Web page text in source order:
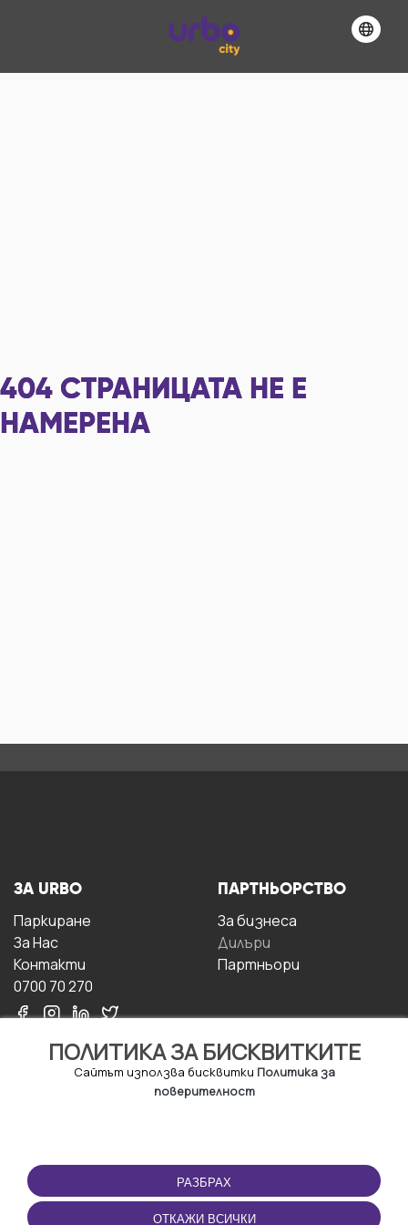
404 СТРАНИЦАТА НЕ Е
НАМЕРЕНА
ПОЛИТИКА ЗА БИСКВИТКИТЕ
Сайтът използва бисквитки Политика за
поверителност
РАЗБРАХ
ОТКАЖИ ВСИЧКИ
ЗА URBO
Паркиране
За Hас
Контакти
0700 70 270
ПАРТНЬОРСТВО
За бизнесa
Дилъри
Партньори
ПОЛЗВАНЕ
Правила и условия за
ползване
ПРИЛОЖЕНИЕТО